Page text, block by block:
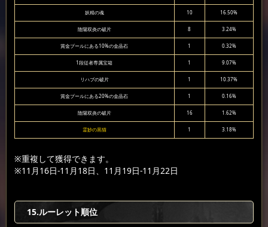
妖精の魂 10 16.50%
陰陽双炎の破片 8 3.24%
賞金プールにある10%の金晶石 1 0.32%
1段従者専属宝箱 1 9.07%
リハブの破片 1 10.37%
賞金プールにある20%の金晶石 1 0.16%
陰陽双炎の破片 16 1.62%
霊妙の黒猫 1 3.18%
※重複して獲得できます。
※11月16日-11月18日、11月19日-11月22日
15.ルーレット順位